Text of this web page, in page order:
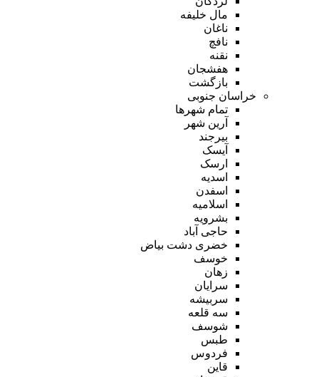
مال خلیفه
ناغان
نافچ
نقنه
هفشجان
بازگشت
خراسان جنوبی
تمام شهر‌ها
آرین شهر
بیرجند
آیسک
ارسک
اسدیه
اسفدن
اسلامیه
بشرویه
حاجی آباد
خضری دشت بیاض
خوسف
زهان
سرایان
سربیشه
سه قلعه
شوسف
طبس
فردوس
قاین